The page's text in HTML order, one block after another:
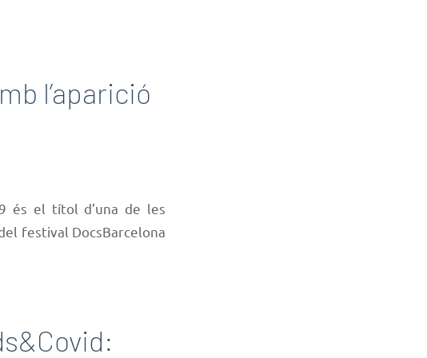
l’aparició
és el títol d’una de les
festival DocsBarcelona